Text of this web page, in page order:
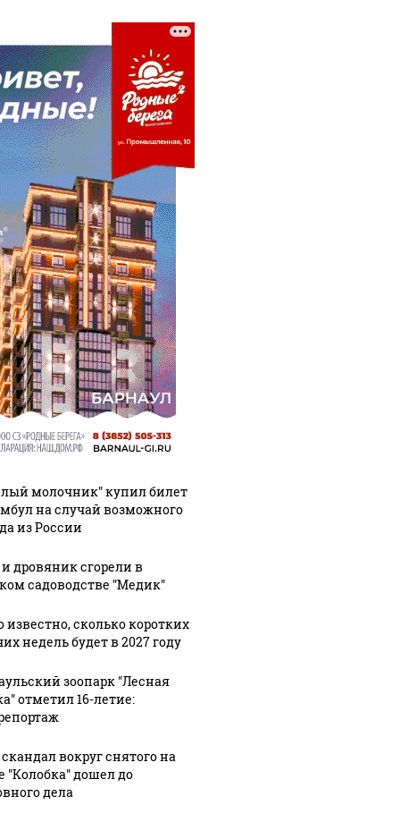
молочник" купил билет
на случай возможного
из России
дровяник сгорели в
садоводстве "Медик"
известно, сколько коротких
недель будет в 2027 году
зоопарк "Лесная
отметил 16-летие:
вокруг снятого на
"Колобка" дошел до
дела